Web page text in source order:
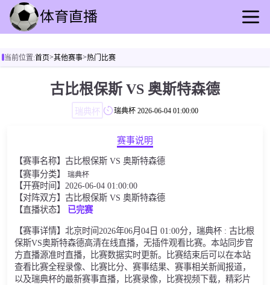
足球直播
其他赛事
当前位置:首页>其他赛事>热门比赛
古比根保斯 VS 奥斯特森德
瑞典杯 瑞典杯 2026-06-04 01:00:00
赛事说明
【赛事名称】古比根保斯 VS 奥斯特森德
【赛事分类】 瑞典杯
【开赛时间】2026-06-04 01:00:00
【对阵双方】古比根保斯 VS 奥斯特森德
【直播状态】
已完赛
【赛事详情】北京时间2026年06月04日 01:00分，瑞典杯 : 古比根
保斯VS奥斯特森德高清在线直播，无插件观看比赛。本站同步官
方直播源准时直播，比赛数据实时更新。比赛结束后可以在本站
查看比赛全程录像、比赛比分、赛事结果、赛事相关新闻报道，
以及瑞典杯的最新赛事直播，比赛录像，比赛视频下载，精彩片